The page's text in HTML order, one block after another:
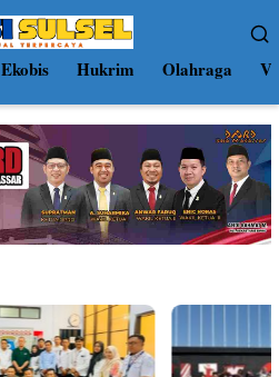
Ekobis Hukrim Olahraga